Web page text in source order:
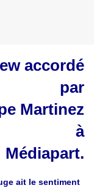
accordé
par
Martinez
à
Médiapart.
ait le sentiment